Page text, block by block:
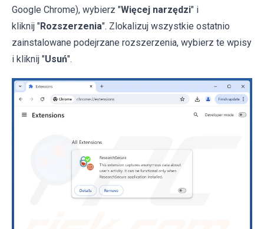
Google Chrome), wybierz "Więcej narzędzi" i
kliknij "Rozszerzenia". Zlokalizuj wszystkie ostatnio
zainstalowane podejrzane rozszerzenia, wybierz te wpisy
i kliknij "Usuń".